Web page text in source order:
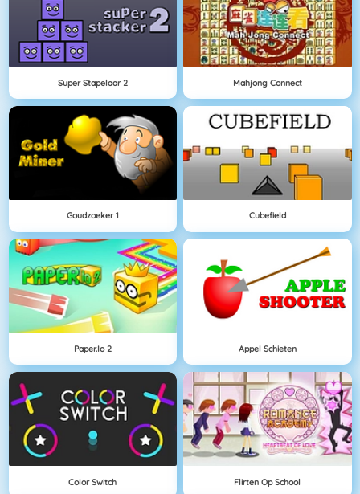
Super Stapelaar 2 Mahjong Connect
Goudzoeker 1 Cubefield
Paper.io 2 Appel Schieten
Color Switch Flirten Op School